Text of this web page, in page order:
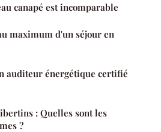
canapé est incomparable
maximum d'un séjour en
auditeur énergétique certifié
: Quelles sont les
?